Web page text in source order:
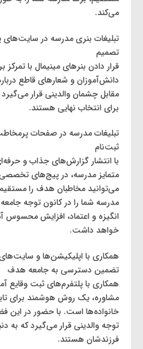
می‌کند.
تبلیغات بنری مدرسه در سایت‌های
تصمیم
قرار دادن بنرهای مینیمال با
دانش‌آموزان و شعارهای قاطع
مقابل چشمان والدینی قرار
برای انتخاب نهایی هستند.
تبلیغات مدرسه در صفحات
ثبت‌نام
با انتشار گزارش‌های جذاب و
متمایز مدرسه، در پیج‌های
می‌توانید مخاطبان هدف را
مدرسه شما را در کانون توجه جامعه
انگیزه و اعتماد، افزایش محسوس
خواهد داشت.
همکاری با اپلیکیشن‌ها و سایت‌های
تضمین دسترسی به جامعه هدف
همکاری با پلتفرم‌های ثبت
مشاوره، یک روش هوشمند برای
خانواده‌ها است. با حضور در این
توجه والدینی قرار می‌گیرد که به
فرزندشان هستند.